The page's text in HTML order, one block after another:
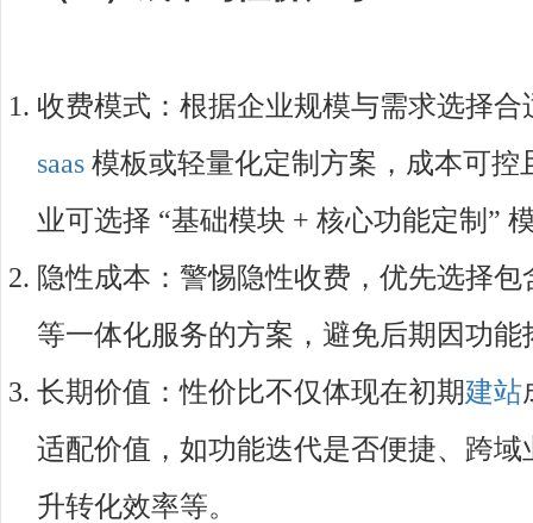
收费模式：根据企业规模与需求选择
saas 模板或轻量化定制方案，成本可
业可选择 “基础模块 + 核心功能定制”
隐性成本：警惕隐性收费，优先选择包
等一体化服务的方案，避免后期因功
长期价值：性价比不仅体现在初期建站
适配价值，如功能迭代是否便捷、跨
升转化效率等。